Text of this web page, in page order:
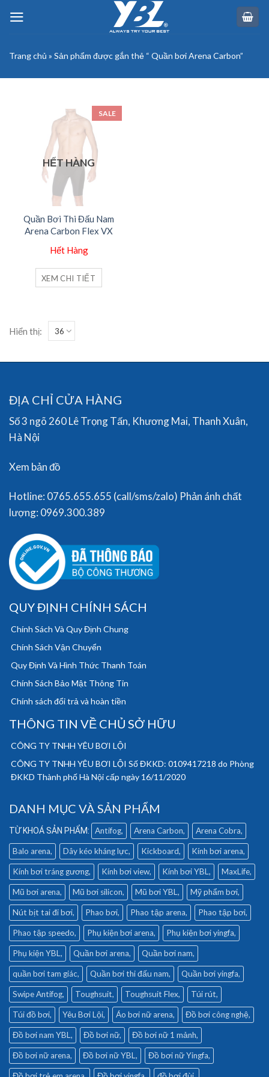
Trang chủ » Sản phẩm được gắn thẻ “ Quần bơi Arena Carbon”
SALE
HẾT HÀNG
Quần Bơi Thi Đấu Nam
Arena Carbon Flex VX
Hết Hàng
XEM CHI TIẾT
Hiển thị:
ĐỊA CHỈ CỬA HÀNG
Số 3 ngõ 260 Lê Trọng Tấn, Khương Mai, Thanh Xuân,
Hà Nội
Xem bản đồ
Hotline: 0765.655.655 (call/sms/zalo) Phản ánh chất
lượng: 0969.300.389
QUY ĐỊNH CHÍNH SÁCH
Chính Sách Và Quy Định Chung
Chính Sách Vận Chuyển
Quy Định Và Hình Thức Thanh Toán
Chính Sách Bảo Mật Thông Tin
Chính sách đổi trả và hoàn tiền
THÔNG TIN VỀ CHỦ SỞ HỮU
CÔNG TY TNHH YÊU BƠI LỘI
CÔNG TY TNHH YÊU BƠI LỘI Số ĐKKD: 0109417218 do Phòng
ĐKKD Thành phố Hà Nội cấp ngày 16/11/2020
DANH MỤC VÀ SẢN PHẨM
Antifog Arena Carbon Arena Cobra
Balo arena Dây kéo kháng lực Kickboard Kính bơi arena
Kính bơi tráng gương Kính bơi view Kính bơi YBL MaxLife
Mũ bơi arena Mũ bơi silicon Mũ bơi YBL Mỹ phẩm bơi
Nút bịt tai đi bơi Phao bơi Phao tập arena Phao tập bơi
Phao tập speedo Phụ kiện bơi arena Phụ kiện bơi yingfa
Phụ kiện YBL Quần bơi arena Quần bơi nam
quần bơi tam giác Quần bơi thi đấu nam Quần bơi yingfa
Swipe Antifog Toughsuit Toughsuit Flex Túi rút
Túi đồ bơi Yêu Bơi Lội Áo bơi nữ arena Đồ bơi công nghệ
Đồ bơi nam YBL Đồ bơi nữ Đồ bơi nữ 1 mảnh
Đồ bơi nữ arena Đồ bơi nữ YBL Đồ bơi nữ Yingfa